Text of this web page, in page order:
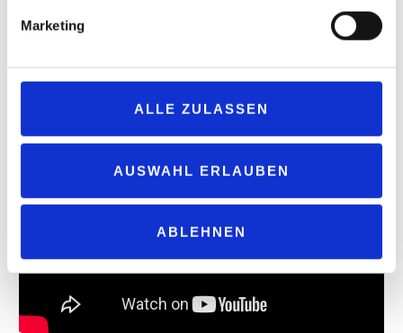
Marketing
ALLE ZULASSEN
AUSWAHL ERLAUBEN
ABLEHNEN